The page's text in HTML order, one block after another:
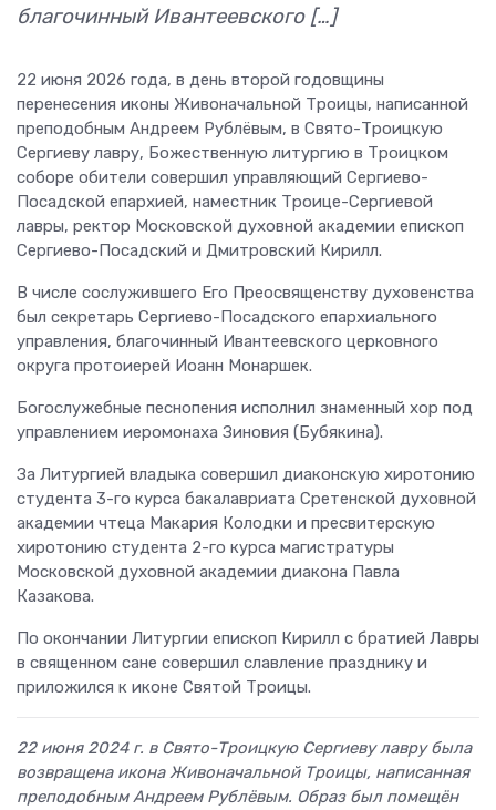
благочинный Ивантеевского […]
22 июня 2026 года, в день второй годовщины
перенесения иконы Живоначальной Троицы, написанной
преподобным Андреем Рублёвым, в Свято-Троицкую
Сергиеву лавру, Божественную литургию в Троицком
соборе обители совершил управляющий Сергиево-
Посадской епархией, наместник Троице-Сергиевой
лавры, ректор Московской духовной академии епископ
Сергиево-Посадский и Дмитровский Кирилл.
В числе сослужившего Его Преосвященству духовенства
был секретарь Сергиево-Посадского епархиального
управления, благочинный Ивантеевского церковного
округа протоиерей Иоанн Монаршек.
Богослужебные песнопения исполнил знаменный хор под
управлением иеромонаха Зиновия (Бубякина).
За Литургией владыка совершил диаконскую хиротонию
студента 3-го курса бакалавриата Сретенской духовной
академии чтеца Макария Колодки и пресвитерскую
хиротонию студента 2-го курса магистратуры
Московской духовной академии диакона Павла
Казакова.
По окончании Литургии епископ Кирилл с братией Лавры
в священном сане совершил славление празднику и
приложился к иконе Святой Троицы.
22 июня 2024 г. в Свято-Троицкую Сергиеву лавру была
возвращена икона Живоначальной Троицы, написанная
преподобным Андреем Рублёвым. Образ был помещён